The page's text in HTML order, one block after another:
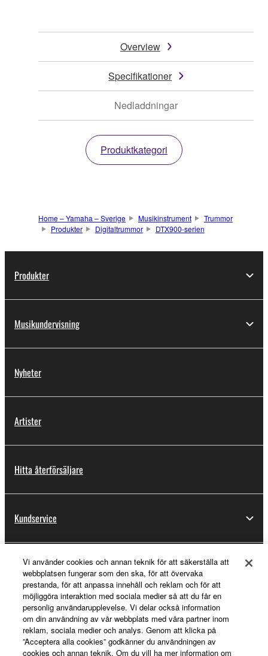
Overview
Specifikationer
Nedladdningar
Produktkategori
Home – Yamaha – Sverige Musikinstrument
Trummor
Produkter
Digitaltrummor DTX900-serien
Produkter
Musikundervisning
Nyheter
Artister
Hitta återförsäljare
Kundservice
Registrering för Yamaha Music ID
Om Yamaha
Vi använder cookies och annan teknik för att säkerställa att
webbplatsen fungerar som den ska, för att övervaka
prestanda, för att anpassa innehåll och reklam och för att
möjliggöra interaktion med sociala medier så att du får en
personlig användarupplevelse. Vi delar också information
om din användning av vår webbplats med våra partner inom
reklam, sociala medier och analys. Genom att klicka på
”Acceptera alla cookies” godkänner du användningen av
cookies och annan teknik. Om du vill ha mer information om